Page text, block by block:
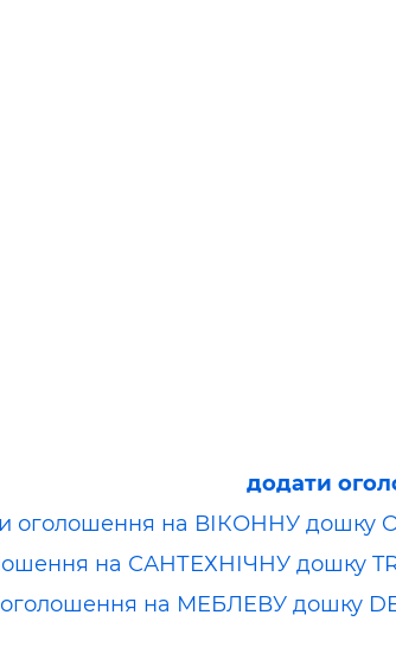
додати
оголошення на ВІКОННУ дошку
на САНТЕХНІЧНУ дошку
на МЕБЛЕВУ дошку